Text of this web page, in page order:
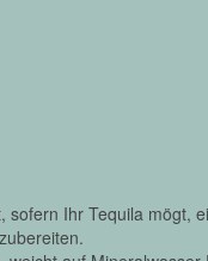
sofern Ihr Tequila mögt,